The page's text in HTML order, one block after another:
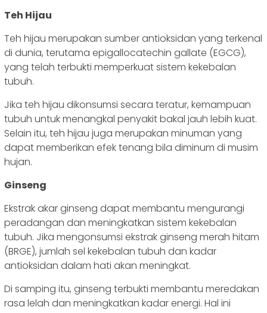
Teh Hijau
Teh hijau merupakan sumber antioksidan yang terkenal
di dunia, terutama epigallocatechin gallate (EGCG),
yang telah terbukti memperkuat sistem kekebalan
tubuh.
Jika teh hijau dikonsumsi secara teratur, kemampuan
tubuh untuk menangkal penyakit bakal jauh lebih kuat.
Selain itu, teh hijau juga merupakan minuman yang
dapat memberikan efek tenang bila diminum di musim
hujan.
Ginseng
Ekstrak akar ginseng dapat membantu mengurangi
peradangan dan meningkatkan sistem kekebalan
tubuh. Jika mengonsumsi ekstrak ginseng merah hitam
(BRGE), jumlah sel kekebalan tubuh dan kadar
antioksidan dalam hati akan meningkat.
Di samping itu, ginseng terbukti membantu meredakan
rasa lelah dan meningkatkan kadar energi. Hal ini